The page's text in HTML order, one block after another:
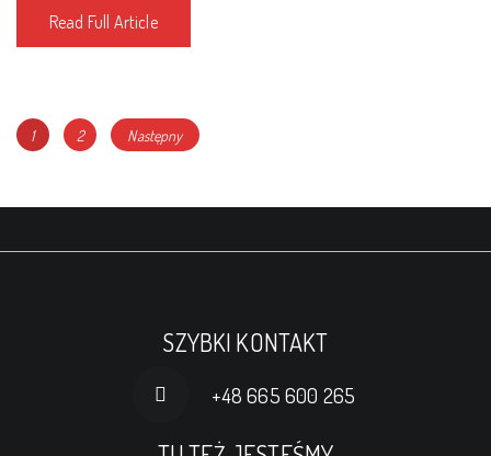
Read Full Article
Nawigacja
wpisach
Page
1 Page
2 Następny
SZYBKI KONTAKT
+48 665 600 265